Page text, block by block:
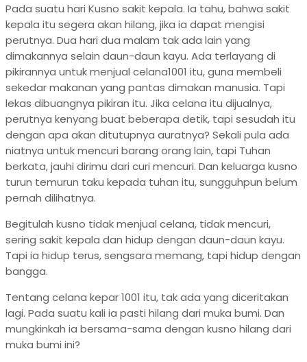
Pada suatu hari Kusno sakit kepala. Ia tahu, bahwa sakit
kepala itu segera akan hilang, jika ia dapat mengisi
perutnya. Dua hari dua malam tak ada lain yang
dimakannya selain daun-daun kayu. Ada terlayang di
pikirannya untuk menjual celana1001 itu, guna membeli
sekedar makanan yang pantas dimakan manusia. Tapi
lekas dibuangnya pikiran itu. Jika celana itu dijualnya,
perutnya kenyang buat beberapa detik, tapi sesudah itu
dengan apa akan ditutupnya auratnya? Sekali pula ada
niatnya untuk mencuri barang orang lain, tapi Tuhan
berkata, jauhi dirimu dari curi mencuri. Dan keluarga kusno
turun temurun taku kepada tuhan itu, sungguhpun belum
pernah dilihatnya.
Begitulah kusno tidak menjual celana, tidak mencuri,
sering sakit kepala dan hidup dengan daun-daun kayu.
Tapi ia hidup terus, sengsara memang, tapi hidup dengan
bangga.
Tentang celana kepar 1001 itu, tak ada yang diceritakan
lagi. Pada suatu kali ia pasti hilang dari muka bumi. Dan
mungkinkah ia bersama-sama dengan kusno hilang dari
muka bumi ini?